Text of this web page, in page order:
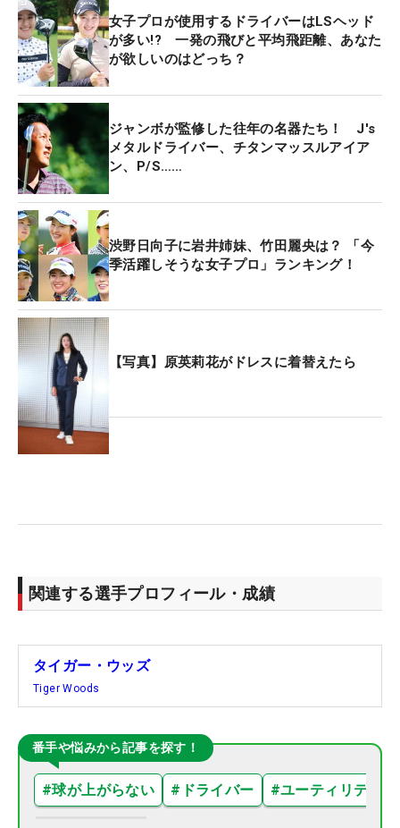
女子プロが使用するドライバーはLSヘッド
が多い!? 一発の飛びと平均飛距離、あなた
が欲しいのはどっち？
ジャンボが監修した往年の名器たち！ J's
メタルドライバー、チタンマッスルアイア
ン、P/S……
渋野日向子に岩井姉妹、竹田麗央は？ 「今
季活躍しそうな女子プロ」ランキング！
【写真】原英莉花がドレスに着替えたら
関連する選手プロフィール・成績
タイガー・ウッズ
Tiger Woods
番手や悩みから記事を探す！
#球が上がらない # ドライバー #ユーティリティ